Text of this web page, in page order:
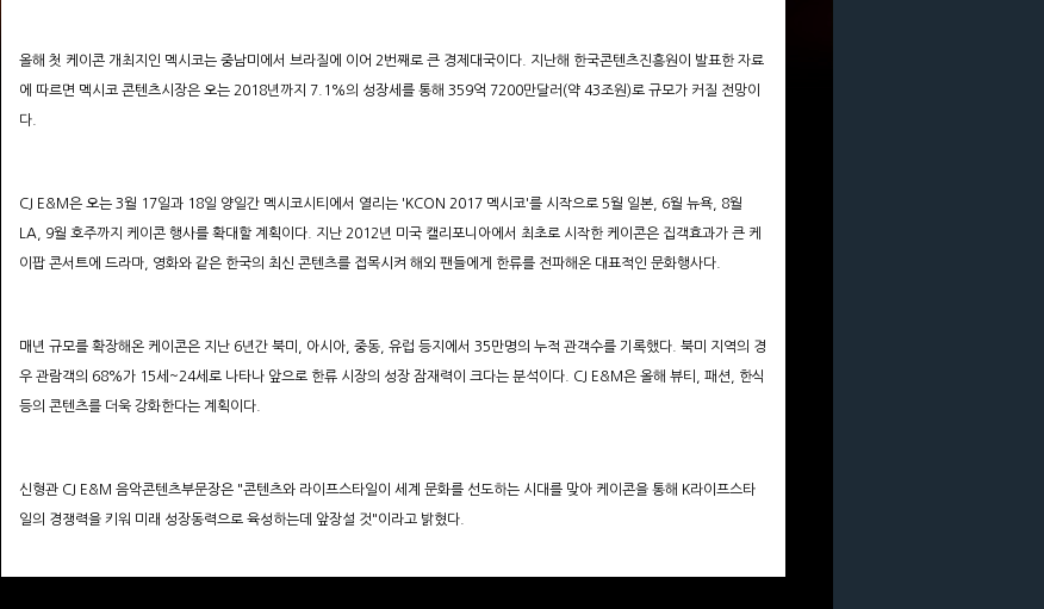
올해 첫 케이콘 개최지인 멕시코는 중남미에서 브라질에 이어 2번째로 큰 경제대국이다. 지난해 한국콘텐츠진흥원이 발표한 자료
에 따르면 멕시코 콘텐츠시장은 오는 2018년까지 7.1%의 성장세를 통해 359억 7200만달러(약 43조원)로 규모가 커질 전망이
다.
CJ E&M은 오는 3월 17일과 18일 양일간 멕시코시티에서 열리는 'KCON 2017 멕시코'를 시작으로 5월 일본, 6월 뉴욕, 8월
LA, 9월 호주까지 케이콘 행사를 확대할 계획이다. 지난 2012년 미국 캘리포니아에서 최초로 시작한 케이콘은 집객효과가 큰 케
이팝 콘서트에 드라마, 영화와 같은 한국의 최신 콘텐츠를 접목시켜 해외 팬들에게 한류를 전파해온 대표적인 문화행사다.
매년 규모를 확장해온 케이콘은 지난 6년간 북미, 아시아, 중동, 유럽 등지에서 35만명의 누적 관객수를 기록했다. 북미 지역의 경
우 관람객의 68%가 15세~24세로 나타나 앞으로 한류 시장의 성장 잠재력이 크다는 분석이다. CJ E&M은 올해 뷰티, 패션, 한식
등의 콘텐츠를 더욱 강화한다는 계획이다.
신형관 CJ E&M 음악콘텐츠부문장은 "콘텐츠와 라이프스타일이 세계 문화를 선도하는 시대를 맞아 케이콘을 통해 K라이프스타
일의 경쟁력을 키워 미래 성장동력으로 육성하는데 앞장설 것"이라고 밝혔다.